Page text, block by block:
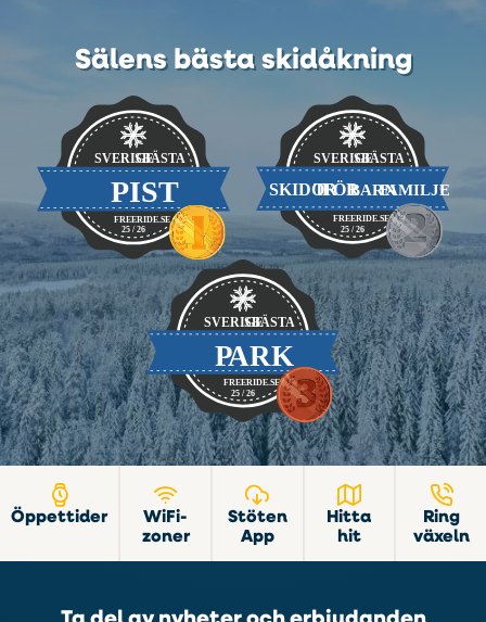
Sälens bästa skidåkning
Öppettider
WiFi-
zoner
Stöten
App
Hitta
hit
Ring
växeln